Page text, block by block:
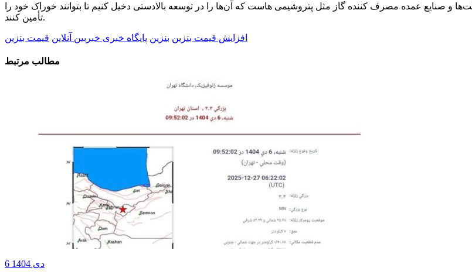
و صنایع عمده مصرف کننده گاز مثل پتروشیمی هاست که آن‌ها را در توسعه بالادستی دخیل کنیم تا بتوانند خوراک خود را
تأمین کنند.
افزایش قیمت بنزین بنزین پایگاه خبری خبربین آنلاین قیمت بنزین
مطالب مرتبط
6 دی 1404